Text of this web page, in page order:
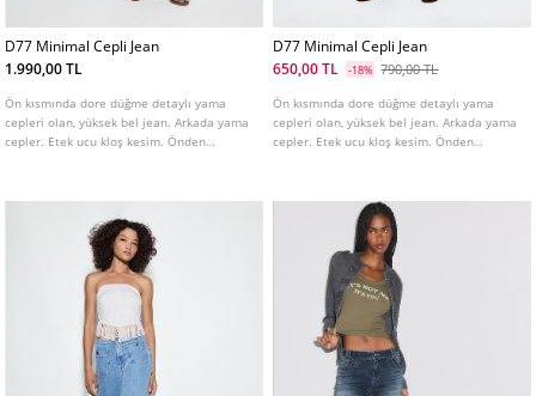
D77 Minimal Cepli Jean
1.990,00 TL
Ön kısmında dore düğme detaylı yama
cepleri olan, yüksek bel jean. Arkada yama
cepler. Etek ucu kloş kesim. Önden
D77 Minimal Cepli Jean
650,00 TL
-18% 790,00 TL
Ön kısmında dore düğme detaylı yama
cepleri olan, yüksek bel jean. Arkada yama
cepler. Etek ucu kloş kesim. Önden